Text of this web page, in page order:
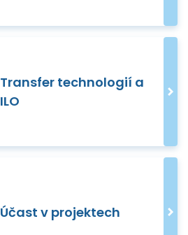
Transfer technologií a
ILO
Účast v projektech